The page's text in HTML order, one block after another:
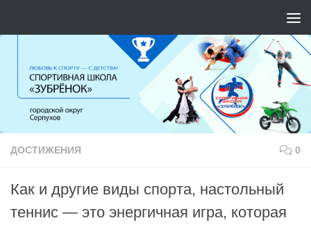
ДОСТИЖЕНИЯ 0
Как и другие виды спорта, настольный
теннис — это энергичная игра, которая